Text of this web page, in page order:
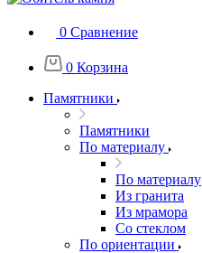
0 Сравнение
0 Корзина
Памятники
Памятники
По материалу
По материалу
Из гранита
Из мрамора
Со стеклом
По ориентации